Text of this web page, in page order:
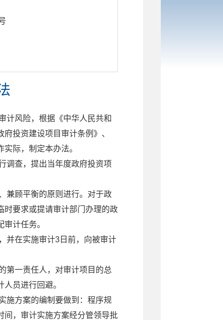
计风险，根据《中华人民共和
投资建设项目审计条例》、
际，制定本办法。
调查，提出当年度政府投资项
兼顾平衡的原则进行。对于政
时要求或提请审计部门办理的政
计任务。
并在实施审计3日前，向被审计
第一责任人，对审计项目的总
员进行回避。
施方案的编制要做到：程序规
间，审计实施方案经分管领导批